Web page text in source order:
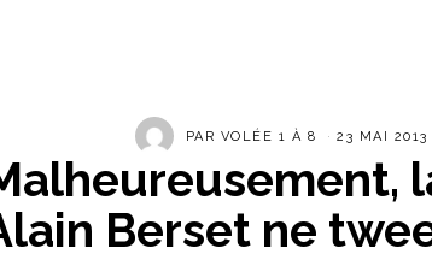
PAR VOLÉE 1 À 8 23 MAI 2013
Berset ne